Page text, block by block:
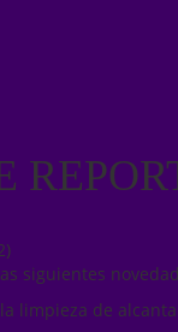
siguientes
limpieza de